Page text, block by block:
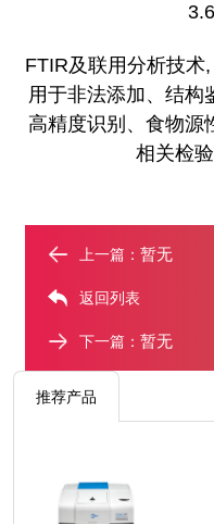
FTIR及联用分析技术
用于非法添加、结构
高精度识别、食物源
相关检
上一篇： 暂无
返回列表
下一篇： 暂无
推荐产品